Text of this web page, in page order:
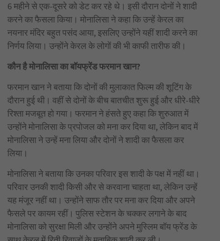
6 महीने से एक-दूसरे को डेट कर रहे थे। इसी दौरान दोनों ने शादी
करने का फैसला किया। मोनालिसा ने कहा कि उन्हें केरल का
नयनार मंदिर बहुत पसंद आया, इसलिए उन्होंने यहीं शादी करने का
निर्णय लिया। उन्होंने केरल के लोगों की भी काफी तारीफ की।
कौन है मोनालिसा का बॉयफ्रेंड फरमान खान?
फरमान खान ने बताया कि दोनों की मुलाकात फिल्म की शूटिंग के
दौरान हुई थी। वहीं से दोनों के बीच बातचीत शुरू हुई और धीरे-धीरे
रिश्ता मजबूत हो गया। फरमान ने हंसते हुए कहा कि शुरुआत में
उन्होंने मोनालिसा के प्रपोजल को मना कर दिया था, लेकिन बाद में
मोनालिसा ने उन्हें मना लिया और दोनों ने शादी का फैसला कर
लिया।
मोनालिसा ने बताया कि उनका परिवार इस शादी के पक्ष में नहीं था।
परिवार उनकी शादी किसी और से करवाना चाहता था, लेकिन उन्हें
यह मंजूर नहीं था। उन्होंने साफ तौर पर मना कर दिया और अपने
फैसले पर कायम रहीं। पुलिस स्टेशन के चक्कर लगाने के बाद
मोनालिसा को सुरक्षा मिली और उन्होंने अपने मुस्लिम बॉय फ्रेंड के